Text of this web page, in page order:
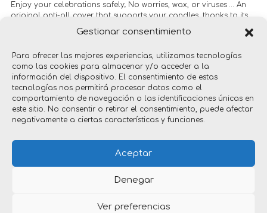
Gestionar consentimiento
Para ofrecer las mejores experiencias, utilizamos tecnologías
como las cookies para almacenar y/o acceder a la
información del dispositivo. El consentimiento de estas
tecnologías nos permitirá procesar datos como el
comportamiento de navegación o las identificaciones únicas en
este sitio. No consentir o retirar el consentimiento, puede afectar
negativamente a ciertas características y funciones.
Aceptar
Denegar
Ver preferencias
Enjoy your celebrations safely; No worries, wax, or viruses … An
original anti-all cover that supports your candles, thanks to its